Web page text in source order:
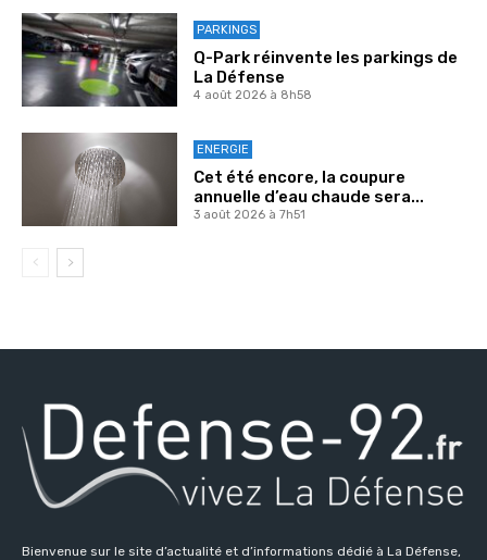
PARKINGS
Q-Park réinvente les parkings de
La Défense
4 août 2026 à 8h58
ENERGIE
Cet été encore, la coupure
annuelle d’eau chaude sera...
3 août 2026 à 7h51
Bienvenue sur le site d’actualité et d’informations dédié à La Défense,